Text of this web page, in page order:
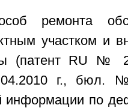
ремонта
участком и
(патент RU №
г., бюл.
информации по